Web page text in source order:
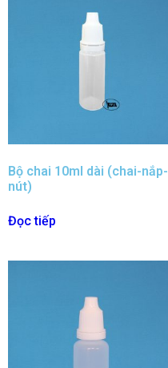
Bộ chai 10ml dài (chai-nắp-
nút)
Đọc tiếp